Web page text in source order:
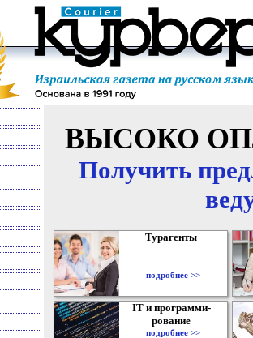
ВЫСОКО
Получить
Турагенты
подробнее >>
IT и программи-
рование
подробнее >>